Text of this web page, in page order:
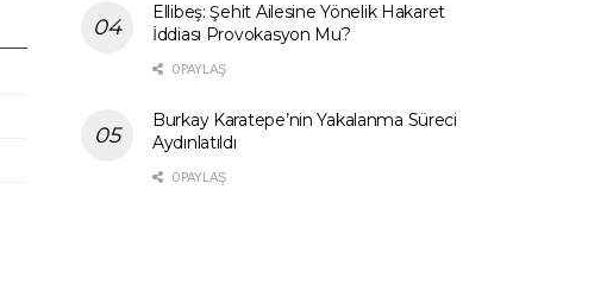
Ellibeş: Şehit Ailesine Yönelik Hakaret
İddiası Provokasyon Mu?
0 PAYLAŞ
Burkay Karatepe’nin Yakalanma Süreci
Aydınlatıldı
0 PAYLAŞ